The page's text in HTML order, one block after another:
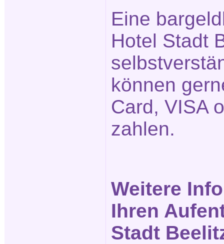
Eine
Hotel Stadt
können
Card, VISA
zahlen.
Weitere
Ihren
Stadt